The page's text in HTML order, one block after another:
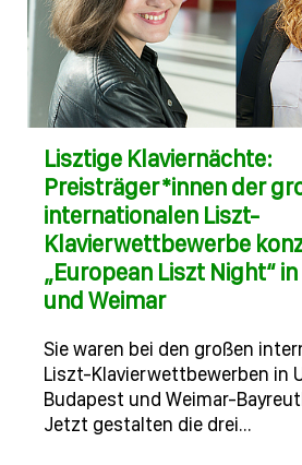
Lisztige Klaviernächte:
Preisträger*innen der
internationalen Liszt-
Klavierwettbewerbe
„European Liszt Night“
und Weimar
Sie waren bei den großen
Liszt-Klavierwettbewerben in
Budapest und Weimar-
Jetzt gestalten die drei…